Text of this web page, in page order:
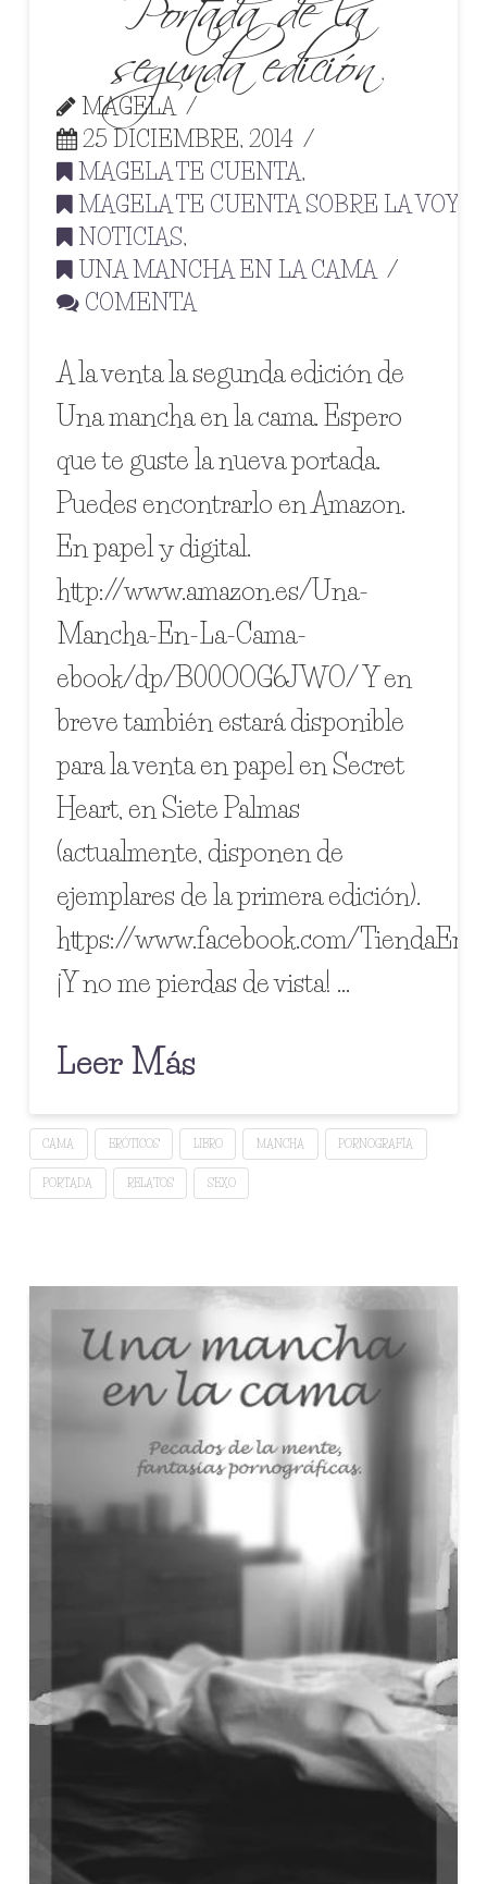
segunda edición
MAGELA
25 DICIEMBRE, 2014
MAGELA TE CUENTA,
MAGELA TE CUENTA SOBRE LA
NOTICIAS,
UNA MANCHA EN LA CAMA
COMENTA
A la venta la segunda edición de
Una mancha en la cama. Espero
que te guste la nueva portada.
Puedes encontrarlo en Amazon.
En papel y digital.
http://www.amazon.es/Una-
Mancha-En-La-Cama-
ebook/dp/B00OOG6JWO/ Y en
breve también estará disponible
para la venta en papel en Secret
Heart, en Siete Palmas
(actualmente, disponen de
ejemplares de la primera edición).
https://www.facebook.com/
¡Y no me pierdas de vista! …
Leer Más
CAMA ERÓTICOS LIBRO MANCHA PORNOGRAFÍA
PORTADA RELATOS SEXO